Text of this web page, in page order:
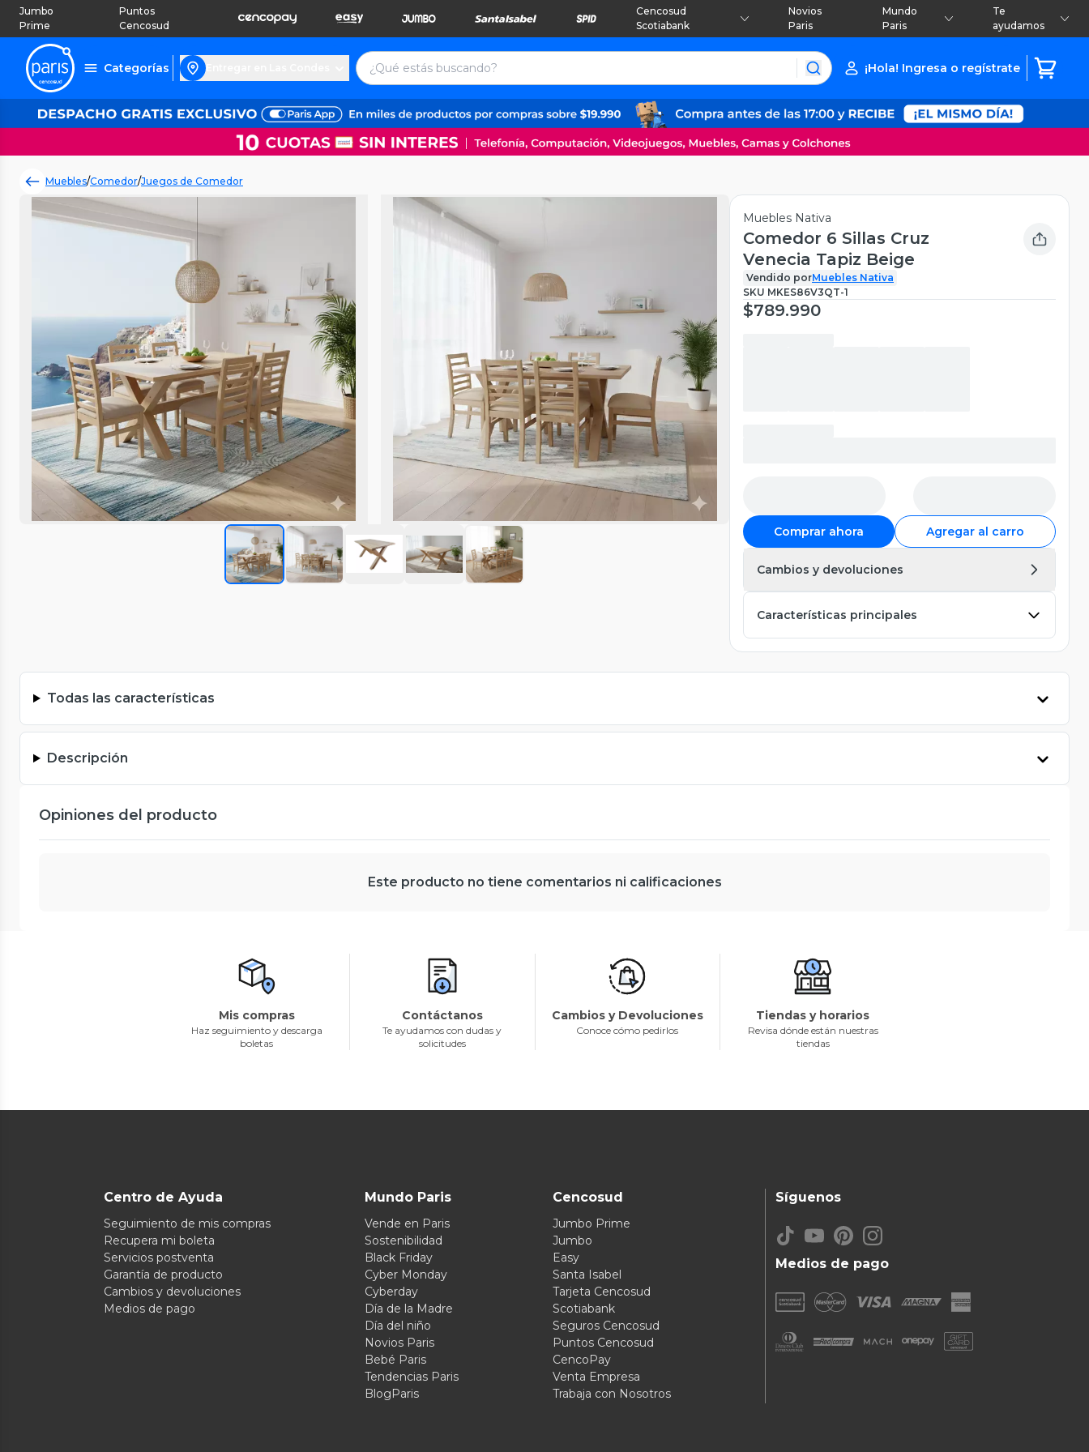
Jumbo
Prime
Puntos
Cencosud
Cencosud
Scotiabank
Novios
Paris
Mundo
Paris
Te
ayudamos
Categorías ¡Hola! Ingresa o regístrate
Muebles/Comedor/Juegos de Comedor
Muebles Nativa
Comedor 6 Sillas Cruz
Venecia Tapiz Beige
Vendido porMuebles Nativa
SKU MKES86V3QT-1
$789.990
Comprar ahora Agregar al carro
Cambios y devoluciones
Características principales
Todas las características
Descripción
Opiniones del producto
Este producto no tiene comentarios ni calificaciones
Mis compras
Haz seguimiento y descarga
boletas
Contáctanos
Te ayudamos con dudas y
solicitudes
Cambios y Devoluciones
Conoce cómo pedirlos
Tiendas y horarios
Revisa dónde están nuestras
tiendas
Centro de Ayuda
Seguimiento de mis compras
Recupera mi boleta
Servicios postventa
Garantía de producto
Cambios y devoluciones
Medios de pago
Mundo Paris
Vende en Paris
Sostenibilidad
Black Friday
Cyber Monday
Cyberday
Día de la Madre
Día del niño
Novios Paris
Bebé Paris
Tendencias Paris
BlogParis
Cencosud
Jumbo Prime
Jumbo
Easy
Santa Isabel
Tarjeta Cencosud
Scotiabank
Seguros Cencosud
Puntos Cencosud
CencoPay
Venta Empresa
Trabaja con Nosotros
Medios de pago
Síguenos